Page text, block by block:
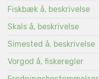
Fiskbæk å, beskrivelse
Skals å, beskrivelse
Simested å, beskrivelse
Vorgod å, fiskeregler